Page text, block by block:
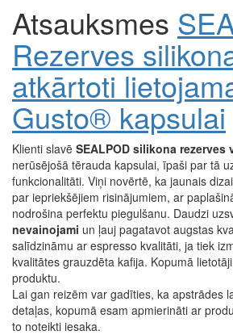
Atsauksmes
Rezerves
atkārtoti
Gusto® kapsulai
Klienti slavē SEALPOD silikona rezerves
nerūsējošā tērauda kapsulai, īpaši par tā
funkcionalitāti. Viņi novērtē, ka jaunais
par iepriekšējiem risinājumiem, ar
nodrošina perfektu piegulšanu. Daudzi
nevainojami un ļauj pagatavot augstas
salīdzināmu ar espresso kvalitāti, ja tiek
kvalitātes grauzdēta kafija. Kopumā
produktu.
Lai gan reizēm var gadīties, ka apstrādes
detaļas, kopumā esam apmierināti ar
to noteikti iesaka.